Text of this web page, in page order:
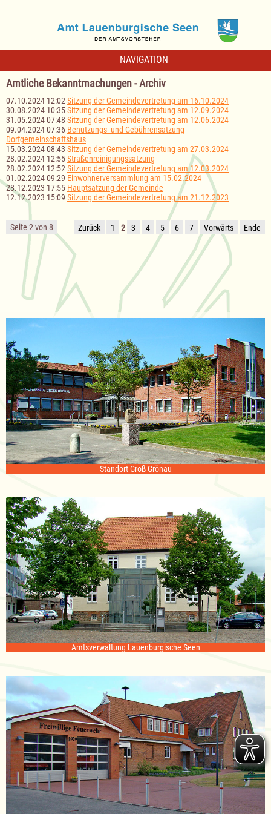
NAVIGATION
Amtliche Bekanntmachungen - Archiv
07.10.2024 12:02 Sitzung der Gemeindevertretung am 16.10.2024
30.08.2024 10:35Sitzung der Gemeindevertretung am 12.09.2024
31.05.2024 07:48 Sitzung der Gemeindevertretung am 12.06.2024
09.04.2024 07:36 Benutzungs- und Gebührensatzung
Dorfgemeinschaftshaus
15.03.2024 08:43 Sitzung der Gemeindevertretung am 27.03.2024
28.02.2024 12:55Straßenreinigungssatzung
28.02.2024 12:52 Sitzung der Gemeindevertretung am 12.03.2024
01.02.2024 09:29 Einwohnerversammlung am 15.02.2024
28.12.2023 17:55 Hauptsatzung der Gemeinde
12.12.2023 15:09 Sitzung der Gemeindevertretung am 21.12.2023
Seite 2 von 8 Zurück 1 2 3 4 5 6 7 Vorwärts Ende
Standort Groß Grönau
Amtsverwaltung Lauenburgische Seen